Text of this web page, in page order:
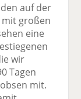
auf der
mit großen
eine
wir
Tagen
mit.